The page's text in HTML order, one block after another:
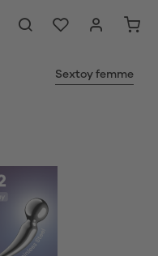
Sextoy femme